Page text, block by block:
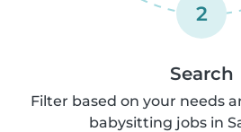
2
Search
Filter based on your needs
babysitting jobs in